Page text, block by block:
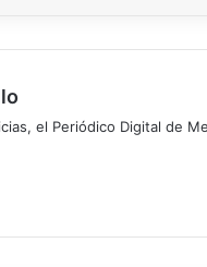
el Periódico Digital de